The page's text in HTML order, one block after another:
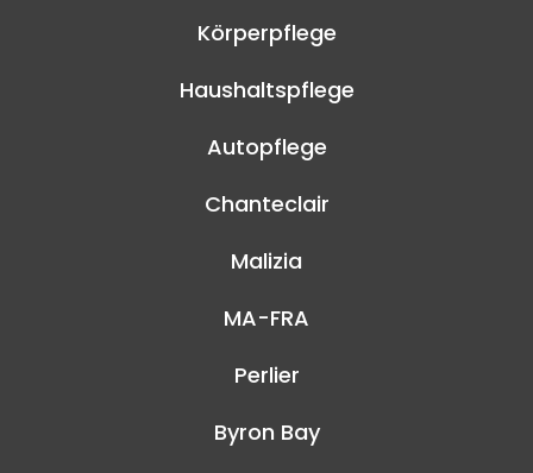
Körperpflege
Haushaltspflege
Autopflege
Chanteclair
Malizia
MA-FRA
Perlier
Byron Bay